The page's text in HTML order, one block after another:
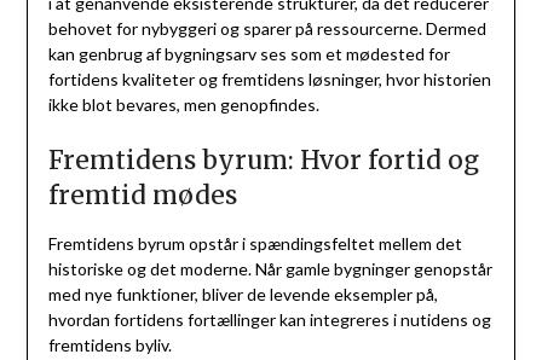
behovet for nybyggeri og sparer på ressourcerne. Dermed
kan genbrug af bygningsarv ses som et mødested for
fortidens kvaliteter og fremtidens løsninger, hvor historien
ikke blot bevares, men genopfindes.
Fremtidens byrum: Hvor fortid og
fremtid mødes
Fremtidens byrum opstår i spændingsfeltet mellem det
historiske og det moderne. Når gamle bygninger genopstår
med nye funktioner, bliver de levende eksempler på,
hvordan fortidens fortællinger kan integreres i nutidens og
fremtidens byliv.